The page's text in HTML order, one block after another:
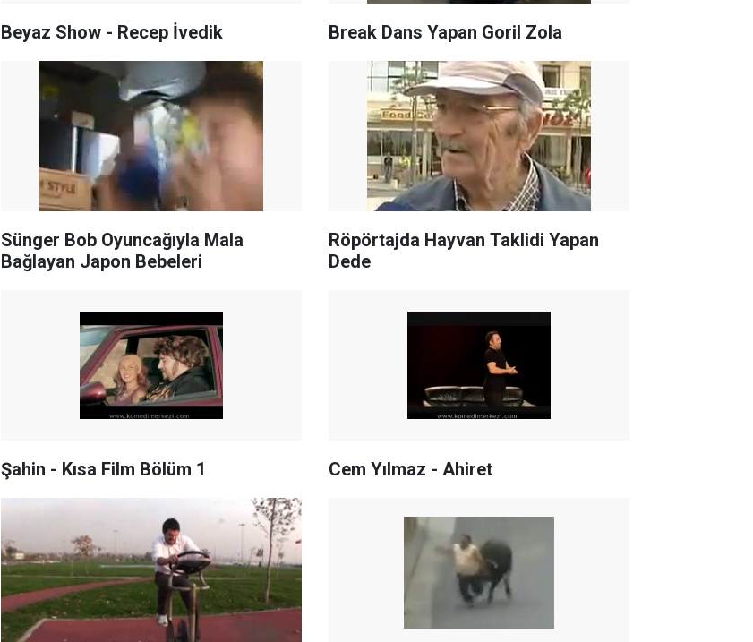
Beyaz Show - Recep İvedik Break Dans Yapan Goril Zola
Sünger Bob Oyuncağıyla Mala
Bağlayan Japon Bebeleri
Röpörtajda Hayvan Taklidi Yapan
Dede
Şahin - Kısa Film Bölüm 1 Cem Yılmaz - Ahiret